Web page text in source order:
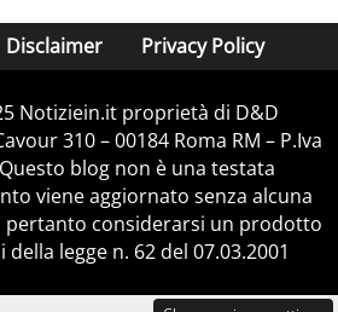
Disclaimer Privacy Policy
Notiziein.it proprietà di D&D
310 – 00184 Roma RM – P.Iva
blog non è una testata
viene aggiornato senza alcuna
pertanto considerarsi un prodotto
legge n. 62 del 07.03.2001